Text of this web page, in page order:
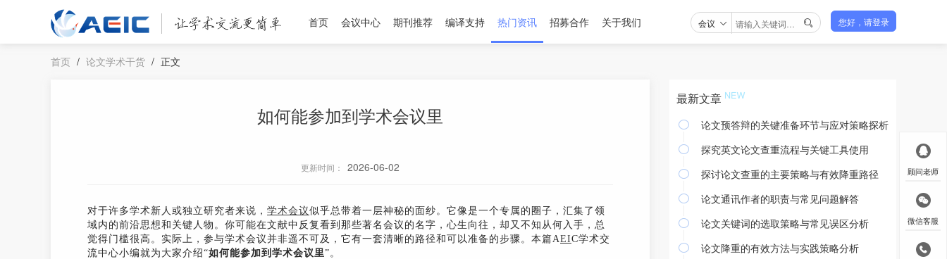
首页 会议中心 期刊推荐 编译支持 热门资讯 招募合作 关于我们 会议  您好，请登录
首页 / 论文学术干货 / 正文
如何能参加到学术会议里
更新时间： 2026-06-02
对于许多学术新人或独立研究者来说， 学术会议似乎总带着一层神秘的面纱。它像是一个专属的圈子，汇集了领
域内的前沿思想和关键人物。你可能在文献中反复看到那些著名会议的名字，心生向往，却又不知从何入手，总
觉得门槛很高。实际上，参与学术会议并非遥不可及，它有一套清晰的路径和可以准备的步骤。本篇AEIC学术交
流中心小编就为大家介绍“如何能参加到学术会议里”。
最新文章
 论文预答辩的关键准备环节与应对策略探析
 探究英文论文查重流程与关键工具使用
 探讨论文查重的主要策略与有效降重路径
 论文通讯作者的职责与常见问题解答
 论文关键词的选取策略与常见误区分析
 论文降重的有效方法与实践策略分析
顾问老师
微信客服